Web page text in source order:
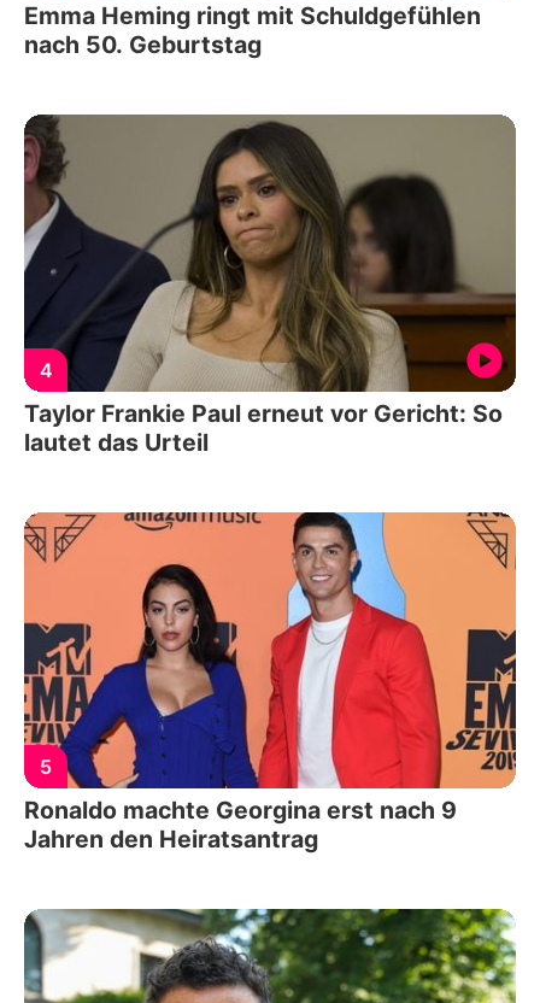
Emma Heming ringt mit Schuldgefühlen
nach 50. Geburtstag
4
Taylor Frankie Paul erneut vor Gericht: So
lautet das Urteil
5
Ronaldo machte Georgina erst nach 9
Jahren den Heiratsantrag